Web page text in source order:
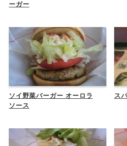
ーガー
ソイ野菜バーガー オーロラ
ソース
ス